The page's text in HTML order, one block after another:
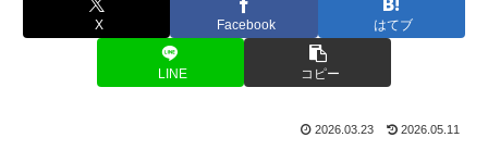
X Facebook はてブ
LINE コピー
2026.03.23 2026.05.11